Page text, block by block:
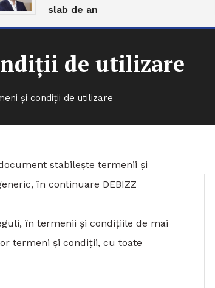
slab de an
de utilizare
și condiții de utilizare
stabilește termenii și
în continuare DEBIZZ
în termenii și condițiile de mai
termeni și condiții, cu toate